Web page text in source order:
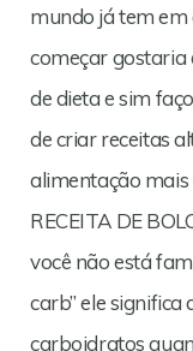
mundo já tem em
começar gostaria
de dieta e sim
de criar receitas
alimentação
RECEITA DE
você não está
carb” ele significa
carboidratos